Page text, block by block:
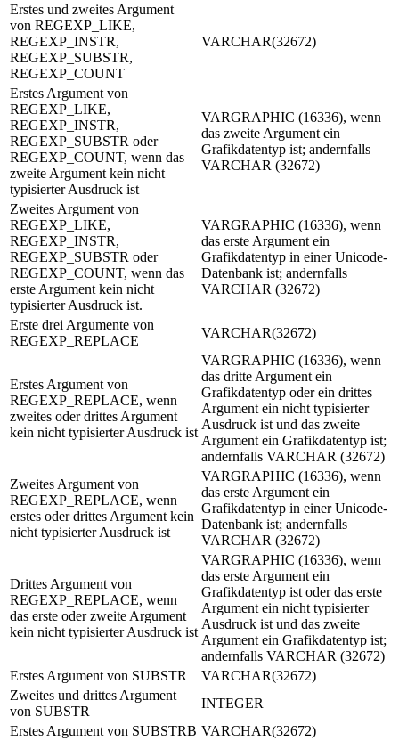
Erstes und zweites Argument
von REGEXP_LIKE,
REGEXP_INSTR,
REGEXP_SUBSTR,
REGEXP_COUNT
VARCHAR(32672)
Erstes Argument von
REGEXP_LIKE,
REGEXP_INSTR,
REGEXP_SUBSTR oder
REGEXP_COUNT, wenn das
zweite Argument kein nicht
typisierter Ausdruck ist
VARGRAPHIC (16336), wenn
das zweite Argument ein
Grafikdatentyp ist; andernfalls
VARCHAR (32672)
Zweites Argument von
REGEXP_LIKE,
REGEXP_INSTR,
REGEXP_SUBSTR oder
REGEXP_COUNT, wenn das
erste Argument kein nicht
typisierter Ausdruck ist.
VARGRAPHIC (16336), wenn
das erste Argument ein
Grafikdatentyp in einer Unicode-
Datenbank ist; andernfalls
VARCHAR (32672)
Erste drei Argumente von
REGEXP_REPLACE
VARCHAR(32672)
Erstes Argument von
REGEXP_REPLACE, wenn
zweites oder drittes Argument
kein nicht typisierter Ausdruck ist
VARGRAPHIC (16336), wenn
das dritte Argument ein
Grafikdatentyp oder ein drittes
Argument ein nicht typisierter
Ausdruck ist und das zweite
Argument ein Grafikdatentyp ist;
andernfalls VARCHAR (32672)
Zweites Argument von
REGEXP_REPLACE, wenn
erstes oder drittes Argument kein
nicht typisierter Ausdruck ist
VARGRAPHIC (16336), wenn
das erste Argument ein
Grafikdatentyp in einer Unicode-
Datenbank ist; andernfalls
VARCHAR (32672)
Drittes Argument von
REGEXP_REPLACE, wenn
das erste oder zweite Argument
kein nicht typisierter Ausdruck ist
VARGRAPHIC (16336), wenn
das erste Argument ein
Grafikdatentyp ist oder das erste
Argument ein nicht typisierter
Ausdruck ist und das zweite
Argument ein Grafikdatentyp ist;
andernfalls VARCHAR (32672)
Erstes Argument von SUBSTR
VARCHAR(32672)
Zweites und drittes Argument
von SUBSTR
INTEGER
Erstes Argument von SUBSTRB VARCHAR(32672)